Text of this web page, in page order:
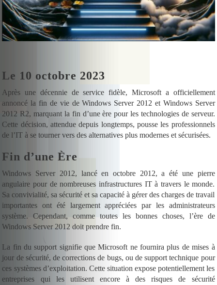
Le 10 octobre 2023
Après une décennie de service fidèle, Microsoft a officiellement
annoncé la fin de vie de Windows Server 2012 et Windows Server
2012 R2, marquant la fin d’une ère pour les technologies de serveur.
Cette décision, attendue depuis longtemps, pousse les professionnels
de l’IT à se tourner vers des alternatives plus modernes et sécurisées.
Fin d’une Ère
Windows Server 2012, lancé en octobre 2012, a été une pierre
angulaire pour de nombreuses infrastructures IT à travers le monde.
Sa convivialité, sa sécurité et sa capacité à gérer des charges de travail
importantes ont été largement appréciées par les administrateurs
système. Cependant, comme toutes les bonnes choses, l’ère de
Windows Server 2012 doit prendre fin.
La fin du support signifie que Microsoft ne fournira plus de mises à
jour de sécurité, de corrections de bugs, ou de support technique pour
ces systèmes d’exploitation. Cette situation expose potentiellement les
entreprises qui les utilisent encore à des risques de sécurité